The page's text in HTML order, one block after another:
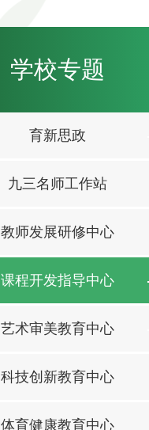
学校专题
育新思政
九三名师工作站
教师发展研修中心
课程开发指导中心
艺术审美教育中心
科技创新教育中心
体育健康教育中心